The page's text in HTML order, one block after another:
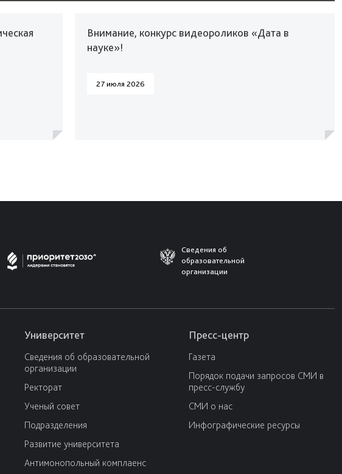
Внимание, конкурс видеороликов «Дата в
науке»!
27 июля 2026
Сведения об
образовательной
организации
Университет
Сведения об образовательной
организации
Ректорат
Ученый совет
Подразделения
Развитие университета
Антимонопольный комплаенс
Пресс-центр
Газета
Порядок подачи запросов СМИ в
пресс-службу
СМИ о нас
Инфографические ресурсы